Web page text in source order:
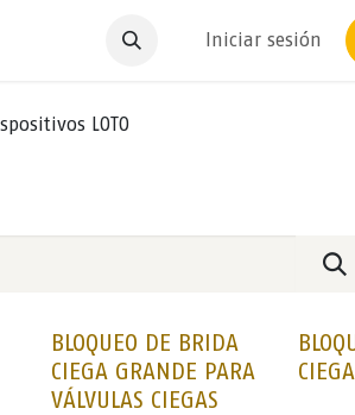
Iniciar sesión
LOTO
BLOQUEO DE BRIDA
CIEGA GRANDE PARA
VÁLVULAS CIEGAS